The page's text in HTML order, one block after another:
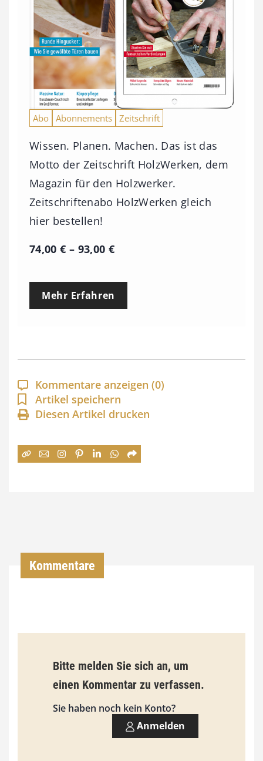
Abo Abonnements Zeitschrift
Wissen. Planen. Machen. Das ist das
Motto der Zeitschrift HolzWerken, dem
Magazin für den Holzwerker.
Zeitschriftenabo HolzWerken gleich
hier bestellen!
74,00€ – 93,00 €P
e
p
a
n
n
:
9
3
0
0
Mehr Erfahren
Kommentare anzeigen (0)
Artikel speichern
Diesen Artikel drucken
Kommentare
Bitte melden Sie sich an, um
einen Kommentar zu verfassen.
Sie haben noch kein Konto?
Anmelden